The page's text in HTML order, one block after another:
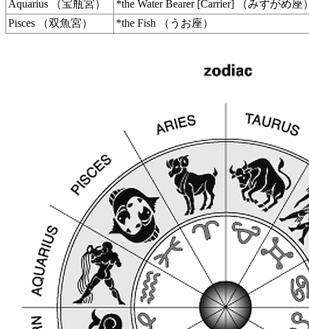
Aquarius （宝瓶宮）
*the Water Bearer [Carrier] （みずがめ座）
Pisces （双魚宮）
*the Fish （うお座）